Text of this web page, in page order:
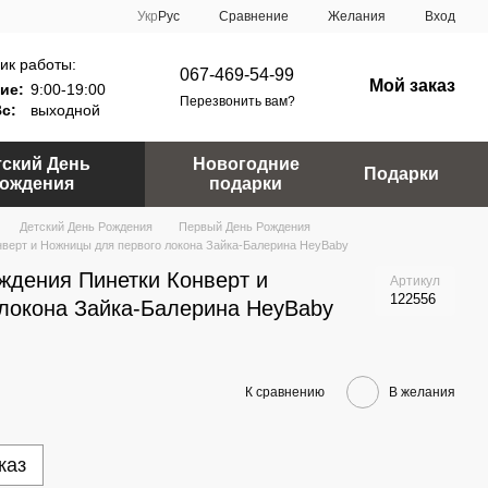
Укр Рус Сравнение Желания Вход
работы:
9:00-19:00
выходной
067-469-54-99
Перезвонить вам?
Мой заказ
День
Новогодние
подарки
Подарки
Детский День Рождения
Первый День Рождения
и Ножницы для первого локона Зайка-Балерина HeyBaby
Пинетки Конверт и
Зайка-Балерина HeyBaby
Артикул
122556
К сравнению В желания